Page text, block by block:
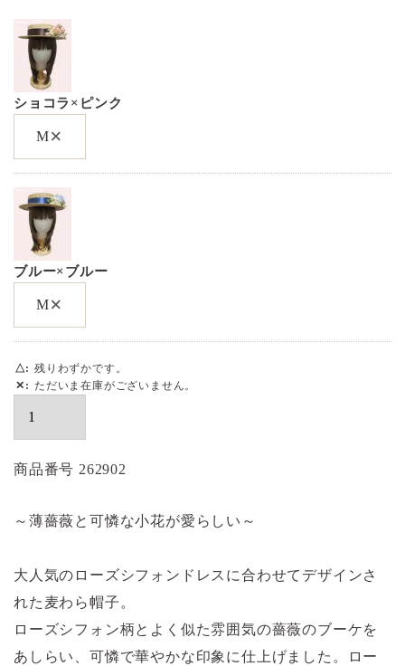
ショコラ×ピンク
M×
ブルー×ブルー
M×
△
残りわずかです。
✕
ただいま在庫がございません。
商品番号 262902
～薄薔薇と可憐な小花が愛らしい～
大人気のローズシフォンドレスに合わせてデザインさ
れた麦わら帽子。
ローズシフォン柄とよく似た雰囲気の薔薇のブーケを
あしらい、可憐で華やかな印象に仕上げました。ロー